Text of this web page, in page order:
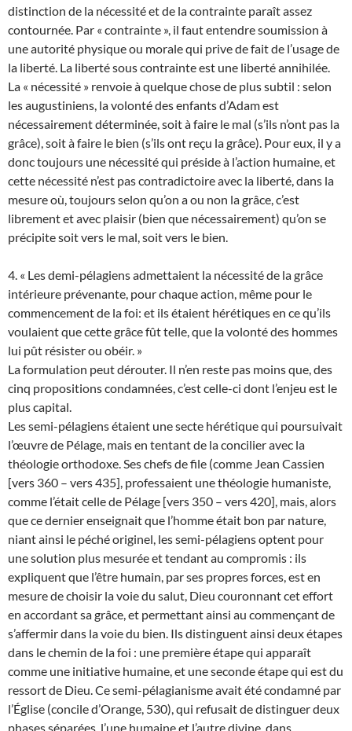
distinction de la nécessité et de la contrainte paraît assez
contournée. Par « contrainte », il faut entendre soumission à
une autorité physique ou morale qui prive de fait de l’usage de
la liberté. La liberté sous contrainte est une liberté annihilée.
La « nécessité » renvoie à quelque chose de plus subtil : selon
les augustiniens, la volonté des enfants d’Adam est
nécessairement déterminée, soit à faire le mal (s’ils n’ont pas la
grâce), soit à faire le bien (s’ils ont reçu la grâce). Pour eux, il y a
donc toujours une nécessité qui préside à l’action humaine, et
cette nécessité n’est pas contradictoire avec la liberté, dans la
mesure où, toujours selon qu’on a ou non la grâce, c’est
librement et avec plaisir (bien que nécessairement) qu’on se
précipite soit vers le mal, soit vers le bien.
4. « Les demi-pélagiens admettaient la nécessité de la grâce
intérieure prévenante, pour chaque action, même pour le
commencement de la foi: et ils étaient hérétiques en ce qu’ils
voulaient que cette grâce fût telle, que la volonté des hommes
lui pût résister ou obéir. »
La formulation peut dérouter. Il n’en reste pas moins que, des
cinq propositions condamnées, c’est celle-ci dont l’enjeu est le
plus capital.
Les semi-pélagiens étaient une secte hérétique qui poursuivait
l’œuvre de Pélage, mais en tentant de la concilier avec la
théologie orthodoxe. Ses chefs de file (comme Jean Cassien
[vers 360 – vers 435], professaient une théologie humaniste,
comme l’était celle de Pélage [vers 350 – vers 420], mais, alors
que ce dernier enseignait que l’homme était bon par nature,
niant ainsi le péché originel, les semi-pélagiens optent pour
une solution plus mesurée et tendant au compromis : ils
expliquent que l’être humain, par ses propres forces, est en
mesure de choisir la voie du salut, Dieu couronnant cet effort
en accordant sa grâce, et permettant ainsi au commençant de
s’affermir dans la voie du bien. Ils distinguent ainsi deux étapes
dans le chemin de la foi : une première étape qui apparaît
comme une initiative humaine, et une seconde étape qui est du
ressort de Dieu. Ce semi-pélagianisme avait été condamné par
l’Église (concile d’Orange, 530), qui refusait de distinguer deux
phases séparées, l’une humaine et l’autre divine, dans